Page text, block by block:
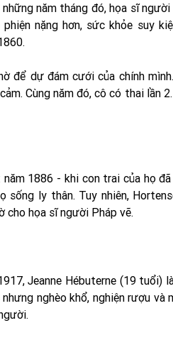
năm tháng đó, họa sĩ
nặng hơn, sức khỏe suy
để dự đám cưới của chính
Cùng năm đó, cô có thai lần
1886 - khi con trai của họ
sống ly thân. Tuy nhiên,
cho họa sĩ người Pháp vẽ.
Jeanne Hébuterne (19 tuổi)
nghèo khổ, nghiện rượu và